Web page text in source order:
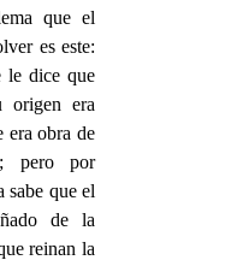
que el
es este:
le dice que
origen era
era obra de
pero por
sabe que el
de la
reinan la